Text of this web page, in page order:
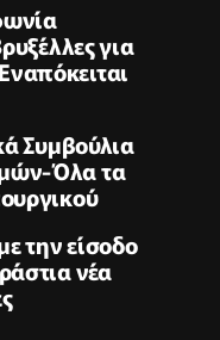
για
Συμβούλια
Όλα τα
την είσοδο
νέα